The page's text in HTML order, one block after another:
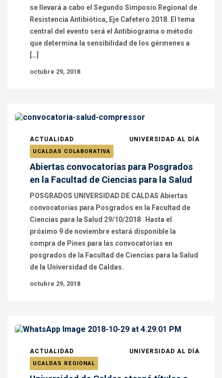
se llevará a cabo el Segundo Simposio Regional de
Resistencia Antibiótica, Eje Cafetero 2018. El tema
central del evento será el Antibiograma o método
que determina la sensibilidad de los gérmenes a
[…]
octubre 29, 2018
ACTUALIDAD UNIVERSIDAD AL DÍA
UCALDAS COLABORATIVA
Abiertas convocatorias para Posgrados
en la Facultad de Ciencias para la Salud
POSGRADOS UNIVERSIDAD DE CALDAS Abiertas
convocatorias para Posgrados en la Facultad de
Ciencias para la Salud 29/10/2018 Hasta el
próximo 9 de noviembre estará disponible la
compra de Pines para las convocatorias en
posgrados de la Facultad de Ciencias para la Salud
de la Universidad de Caldas.
octubre 29, 2018
ACTUALIDAD UNIVERSIDAD AL DÍA
UCALDAS REGIONAL